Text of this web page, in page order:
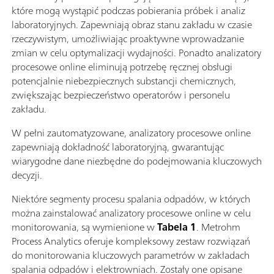
które mogą wystąpić podczas pobierania próbek i analiz
laboratoryjnych. Zapewniają obraz stanu zakładu w czasie
rzeczywistym, umożliwiając proaktywne wprowadzanie
zmian w celu optymalizacji wydajności. Ponadto analizatory
procesowe online eliminują potrzebę ręcznej obsługi
potencjalnie niebezpiecznych substancji chemicznych,
zwiększając bezpieczeństwo operatorów i personelu
zakładu.
W pełni zautomatyzowane, analizatory procesowe online
zapewniają dokładność laboratoryjną, gwarantując
wiarygodne dane niezbędne do podejmowania kluczowych
decyzji.
Niektóre segmenty procesu spalania odpadów, w których
można zainstalować analizatory procesowe online w celu
monitorowania, są wymienione wTabela 1. Metrohm
Process Analytics oferuje kompleksowy zestaw rozwiązań
do monitorowania kluczowych parametrów w zakładach
spalania odpadów i elektrowniach. Zostały one opisane